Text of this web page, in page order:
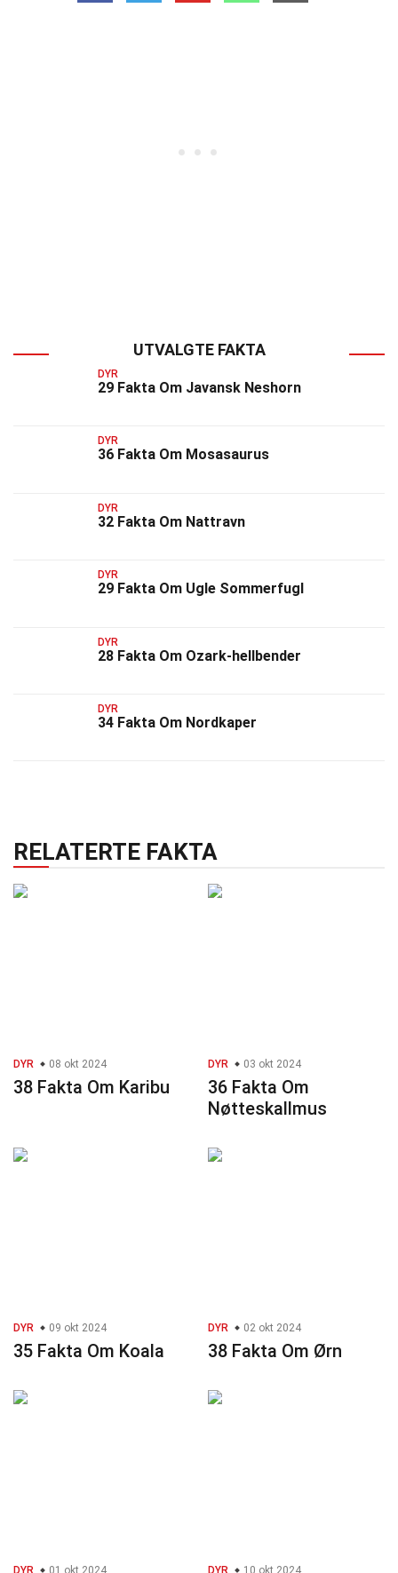
UTVALGTE FAKTA
DYR
29 Fakta Om Javansk Neshorn
DYR
36 Fakta Om Mosasaurus
DYR
32 Fakta Om Nattravn
DYR
29 Fakta Om Ugle Sommerfugl
DYR
28 Fakta Om Ozark-hellbender
DYR
34 Fakta Om Nordkaper
RELATERTE FAKTA
DYR 08 okt 2024
38 Fakta Om Karibu
DYR 03 okt 2024
36 Fakta Om
Nøtteskallmus
DYR 09 okt 2024
35 Fakta Om Koala
DYR 02 okt 2024
38 Fakta Om Ørn